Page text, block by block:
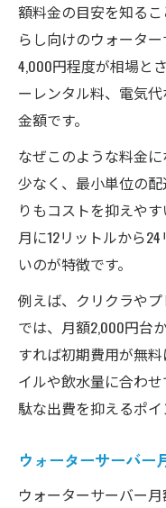
額料金の目安を知る
らし向けのウォータ
4,000円程度が相場と
ーレンタル料、電気
金額です。
なぜこのような料金
少なく、最小単位の
りもコストを抑えや
月に12リットルから
いのが特徴です。
例えば、クリクラや
では、月額2,000円台
すれば初期費用が無
イルや飲水量に合わ
駄な出費を抑えるポイ
ウォーターサーバー
ウォーターサーバー